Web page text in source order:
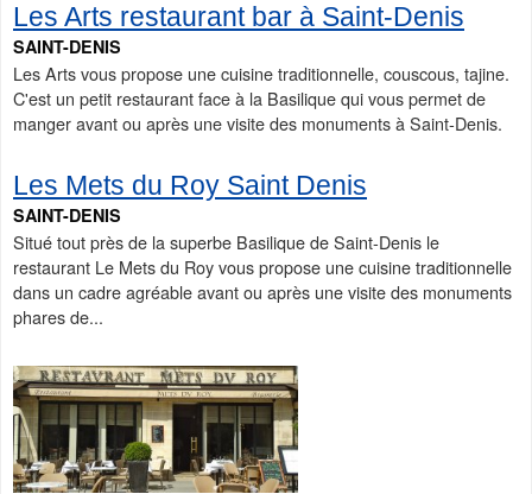
Les Arts restaurant bar à Saint-Denis
SAINT-DENIS
Les Arts vous propose une cuisine traditionnelle, couscous, tajine.
C'est un petit restaurant face à la Basilique qui vous permet de
manger avant ou après une visite des monuments à Saint-Denis.
Les Mets du Roy Saint Denis
SAINT-DENIS
Situé tout près de la superbe Basilique de Saint-Denis le
restaurant Le Mets du Roy vous propose une cuisine traditionnelle
dans un cadre agréable avant ou après une visite des monuments
phares de...